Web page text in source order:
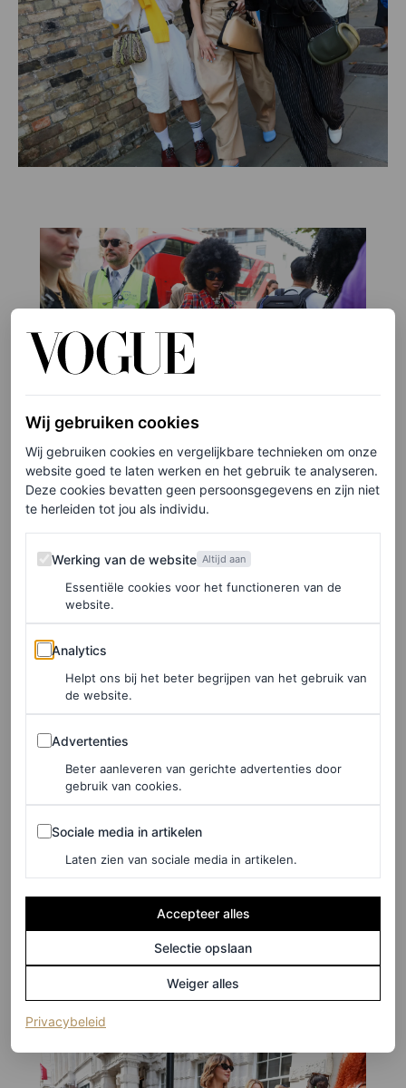
©PHIL OH
Wij gebruiken cookies
Wij gebruiken cookies en vergelijkbare technieken om onze
website goed te laten werken en het gebruik te analyseren.
Deze cookies bevatten geen persoonsgegevens en zijn niet
te herleiden tot jou als individu.
Werking van de website
Werking van de website Altijd aan
Essentiële cookies voor het functioneren van de
website.
Analytics
Analytics
Helpt ons bij het beter begrijpen van het gebruik van
de website.
Advertenties
Advertenties
Beter aanleveren van gerichte advertenties door
gebruik van cookies.
Sociale media in artikelen
Sociale media in artikelen
Laten zien van sociale media in artikelen.
Accepteer alles
Selectie opslaan
Weiger alles
Privacybeleid